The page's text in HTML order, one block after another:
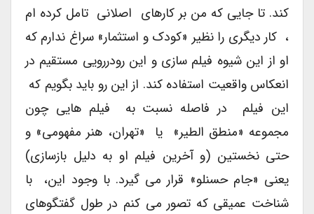
کند. تا جایی که من بر کارهای اصلانی تامل کرده ام
، کار دیگری را نظیر «کودک و استثمار» سراغ ندارم که
او از این شیوه فیلم سازی و این رودررویی مستقیم در
انعکاس واقعیت استفاده کند. از این رو باید بگویم که
این فیلم در فاصله نسبت به فیلم هایی چون
مجموعه «منطق الطیر» یا «تهران، هنر مفهومی» و
حتی نخستین (و آخرین فیلم او به دلیل بازسازی)
یعنی «جام حسنلو» قرار می گیرد. با وجود این، با
شناخت عمیقی که تصور می کنم در طول گفتگوهای